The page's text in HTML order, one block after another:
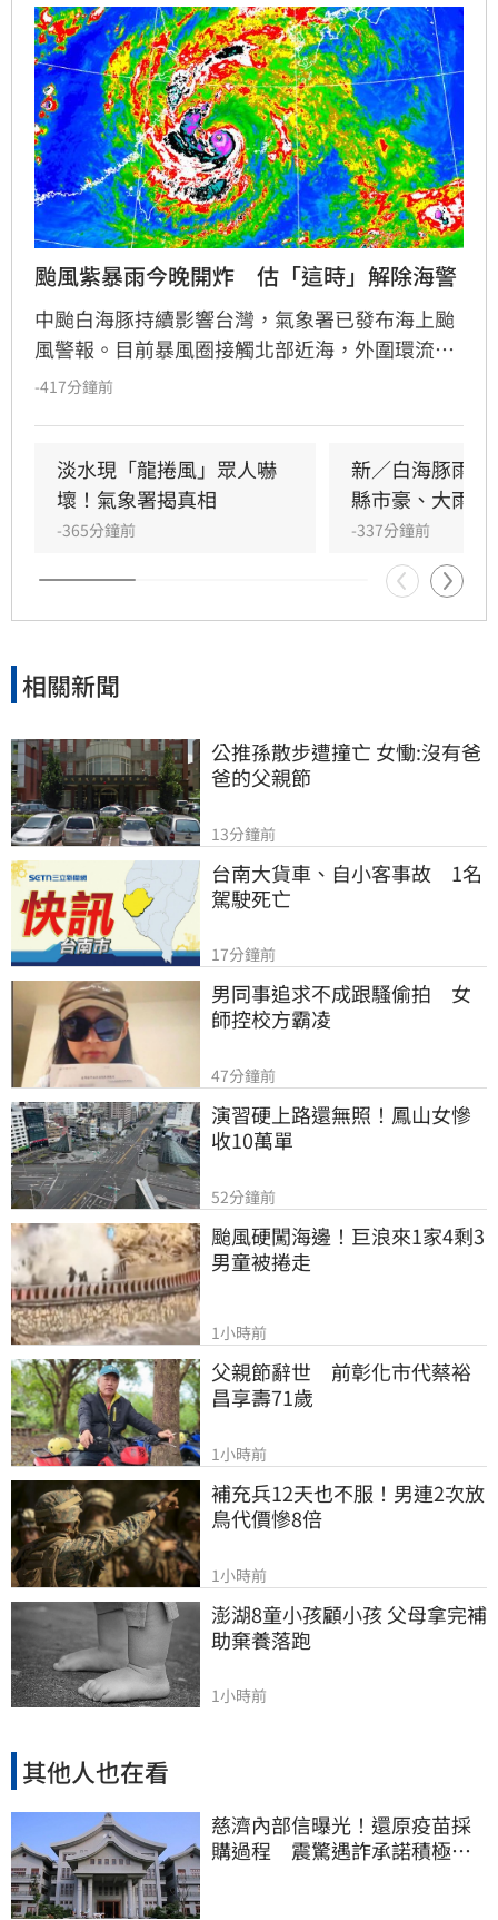
颱風紫暴雨今晚開炸　估「這時」解除海警
中颱白海豚持續影響台灣，氣象署已發布海上颱
風警報。目前暴風圈接觸北部近海，外圍環流引
發強對流，北海岸已出現強風與局部龍捲風。氣
地需嚴防8至11級強陣風。此外，基隆北海岸適
逢大潮，恐有積淹水風險，沿海浪高達4至6米。
提醒民眾非必要勿前往海邊或山區活動，嚴防強
風豪雨威脅，並留意最新氣象資訊以策安全。
-417分鐘前
淡水現「龍捲風」眾人嚇
壞！氣象署揭真相
-365分鐘前
新／白海豚雨
縣市豪、大雨特
-337分鐘前
相關新聞
公推孫散步遭撞亡 女慟:沒有爸
爸的父親節
13分鐘前
台南大貨車、自小客事故　1名
駕駛死亡
17分鐘前
男同事追求不成跟騷偷拍　女
師控校方霸凌
47分鐘前
演習硬上路還無照！鳳山女慘
收10萬單
52分鐘前
颱風硬闖海邊！巨浪來1家4剩3
男童被捲走
1小時前
父親節辭世　前彰化市代蔡裕
昌享壽71歲
1小時前
補充兵12天也不服！男連2次放
鳥代價慘8倍
1小時前
澎湖8童小孩顧小孩 父母拿完補
助棄養落跑
1小時前
其他人也在看
慈濟內部信曝光！還原疫苗採
購過程 震驚遇詐承諾積極追